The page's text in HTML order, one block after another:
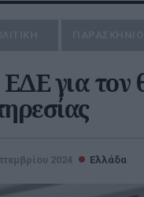
για τον
2024 Ελλάδα